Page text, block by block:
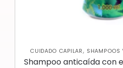
CUIDADO CAPILAR, SHAMPOOS
Shampoo anticaída con